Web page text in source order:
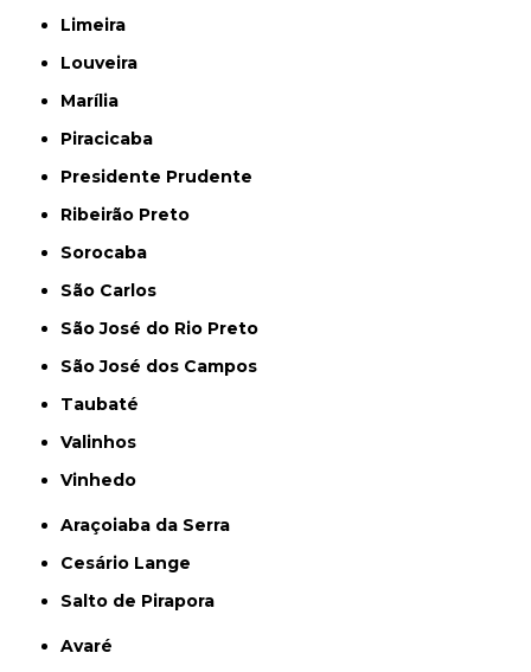
Limeira
Louveira
Marília
Piracicaba
Presidente Prudente
Ribeirão Preto
Sorocaba
São Carlos
São José do Rio Preto
São José dos Campos
Taubaté
Valinhos
Vinhedo
Araçoiaba da Serra
Cesário Lange
Salto de Pirapora
Avaré